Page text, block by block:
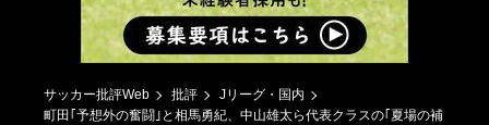
サッカー批評Web 批評
Jリーグ・国内
町田｢予想外の奮闘｣と相馬勇紀、中山雄太ら代表クラスの｢夏場の補